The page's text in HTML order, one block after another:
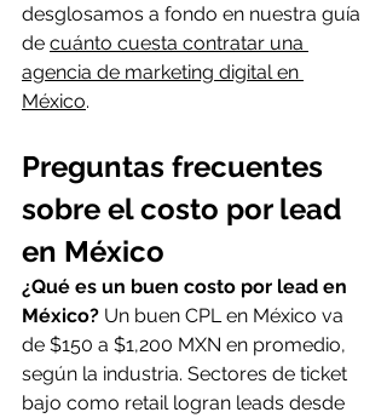
desglosamos a fondo en nuestra guía
de cuánto cuesta contratar una
agencia de marketing digital en
México.
Preguntas frecuentes
sobre el costo por lead
en México
¿Qué es un buen costo por lead en
México? Un buen CPL en México va
de $150 a $1,200 MXN en promedio,
según la industria. Sectores de ticket
bajo como retail logran leads desde